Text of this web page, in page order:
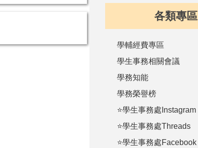
各類專區
學輔經費專區
學生事務相關會議
學務知能
學務榮譽榜
⭐學生事務處Instagram
⭐學生事務處Threads
⭐學生事務處Facebook